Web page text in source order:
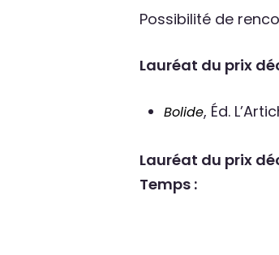
Possibilité de
Lauréat du prix
Bolide, Éd.
Lauréat du prix
Temps :